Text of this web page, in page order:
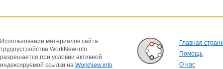
Использование материалов сайта
трудоустройства WorkNew.info
разрешается при условии активной
индексируемой ссылки на WorkNew.info
Главная
Помощь
О нас